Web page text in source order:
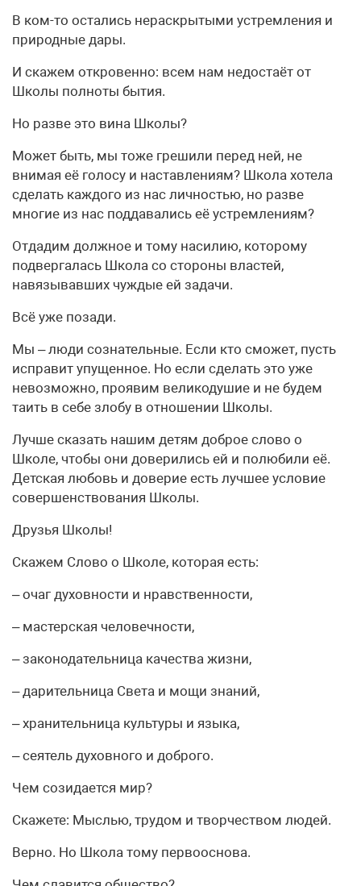
В ком-то остались нераскрытыми устремления и
природные дары.
И скажем откровенно: всем нам недостаёт от
Школы полноты бытия.
Но разве это вина Школы?
Может быть, мы тоже грешили перед ней, не
внимая её голосу и наставлениям? Школа хотела
сделать каждого из нас личностью, но разве
многие из нас поддавались её устремлениям?
Отдадим должное и тому насилию, которому
подвергалась Школа со стороны властей,
навязывавших чуждые ей задачи.
Всё уже позади.
Мы – люди сознательные. Если кто сможет, пусть
исправит упущенное. Но если сделать это уже
невозможно, проявим великодушие и не будем
таить в себе злобу в отношении Школы.
Лучше сказать нашим детям доброе слово о
Школе, чтобы они доверились ей и полюбили её.
Детская любовь и доверие есть лучшее условие
совершенствования Школы.
Друзья Школы!
Скажем Слово о Школе, которая есть:
– очаг духовности и нравственности,
– мастерская человечности,
– законодательница качества жизни,
– дарительница Света и мощи знаний,
– хранительница культуры и языка,
– сеятель духовного и доброго.
Чем созидается мир?
Скажете: Мыслью, трудом и творчеством людей.
Верно. Но Школа тому первооснова.